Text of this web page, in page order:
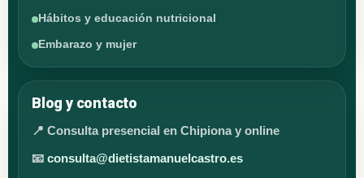
Hábitos y educación nutricional
Embarazo y mujer
Blog y contacto
📍 Consulta presencial en Chipiona y online
📧 consulta@dietistamanuelcastro.es